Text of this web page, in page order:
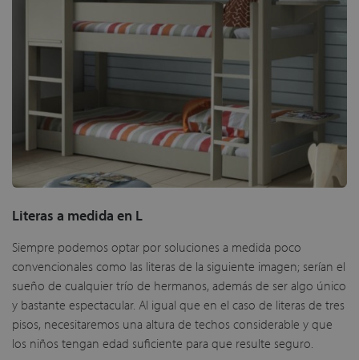
Literas a medida en L
Siempre podemos optar por soluciones a medida poco
convencionales como las literas de la siguiente imagen; serían el
sueño de cualquier trío de hermanos, además de ser algo único
y bastante espectacular. Al igual que en el caso de literas de tres
pisos, necesitaremos una altura de techos considerable y que
los niños tengan edad suficiente para que resulte seguro.